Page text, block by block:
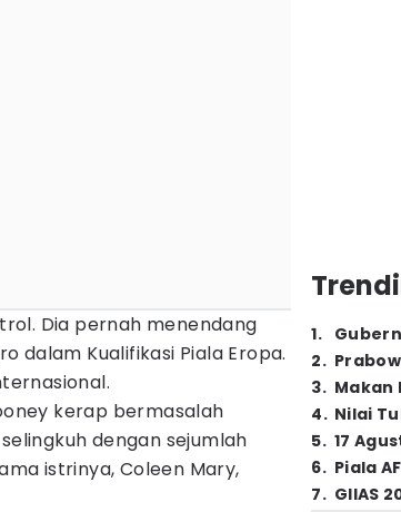
Dia pernah menendang
dalam Kualifikasi Piala Eropa.
kerap bermasalah
dengan sejumlah
istrinya, Coleen Mary,
1.
2.
3. Makan
4. Nilai
5. 17
6. Piala
7. GIIAS